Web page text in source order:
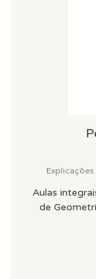
Aulas
de